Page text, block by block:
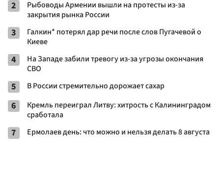
2
Рыбоводы Армении вышли на протесты из-за
закрытия рынка России
3
Галкин* потерял дар речи после слов Пугачевой о
Киеве
4
На Западе забили тревогу из-за угрозы окончания
СВО
5 В России стремительно дорожает сахар
6
Кремль переиграл Литву: хитрость с Калининградом
сработала
7 Ермолаев день: что можно и нельзя делать 8 августа